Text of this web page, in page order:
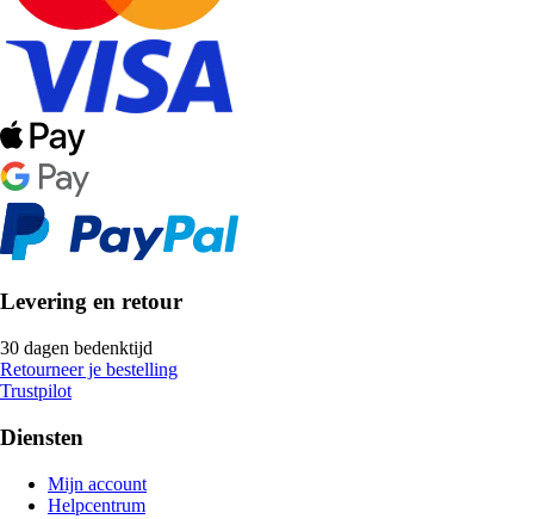
Levering en retour
30 dagen bedenktijd
Retourneer je bestelling
Trustpilot
Diensten
Mijn account
Helpcentrum